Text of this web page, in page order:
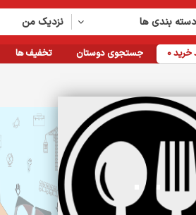
نزدیک من بندی ها
تخفیف ها جستجوی دوستان خرید0